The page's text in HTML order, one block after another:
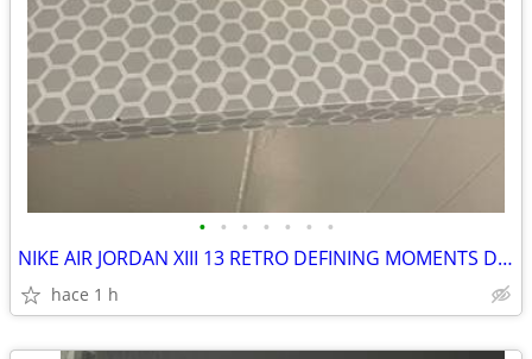
• • • • • • •
NIKE AIR JORDAN XIII 13 RETRO DEFINING MOMENTS DMP WHITE GOLD BRED
hace 1 h